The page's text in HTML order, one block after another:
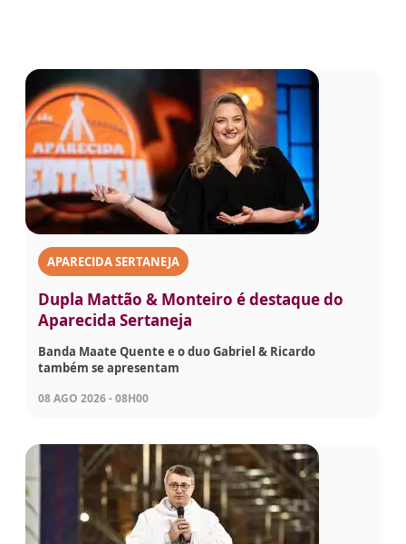
APARECIDA SERTANEJA
Dupla Mattão & Monteiro é destaque do
Aparecida Sertaneja
Banda Maate Quente e o duo Gabriel & Ricardo
também se apresentam
08 AGO 2026 - 08H00